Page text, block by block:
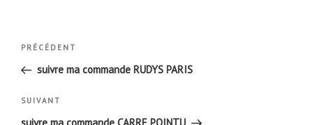
Navigation
l’article
Article
précédent
PRÉCÉDENT
suivre ma commande RUDYS PARIS
Article
suivant
SUIVANT